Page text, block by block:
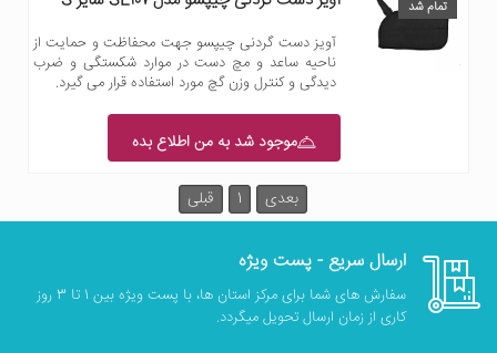
تمام شد
آویز دست گردنی چیپسو جهت محفاظت و حمایت از
ناحیه ساعد و مچ دست در موارد شکستگی و ضرب
دیدگی و کنترل وزن گچ مورد استفاده قرار می گیرد.
موجود شد به من اطلاع بده
قبلی 1 بعدی
ارسال سریع - پست ویژه
سفارش های شما برای مرکز استان ها، با پست ویژه بین 1 تا 3 روز
کاری از زمان ارسال تحویل میگردد.